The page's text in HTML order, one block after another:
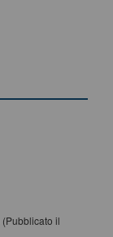
(Pubblicato il